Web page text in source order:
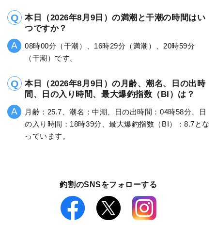
本日（2026年8月9日）の満潮と干潮の時間はい
つですか？
08時00分（干潮）、16時29分（満潮）、20時59分
（干潮）です。
本日（2026年8月9日）の月齢、潮名、日の出時
間、日の入り時間、最大爆釣指数（BI）は？
月齢：25.7、潮名：中潮、日の出時間：04時58分、日
の入り時間：18時39分、最大爆釣指数（BI）：8.7とな
っています。
釣割のSNSをフォローする